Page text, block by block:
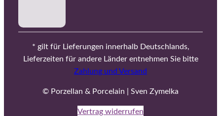
* gilt für Lieferungen innerhalb Deutschlands,
Lieferzeiten für andere Länder entnehmen Sie bitte
Zahlung und Versand
© Porzellan & Porcelain | Sven Zymelka
Vertrag widerrufen